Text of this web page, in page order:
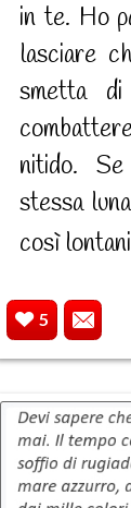
in te. Ho
lasciare
smetta
nitido.
stessa
così
5